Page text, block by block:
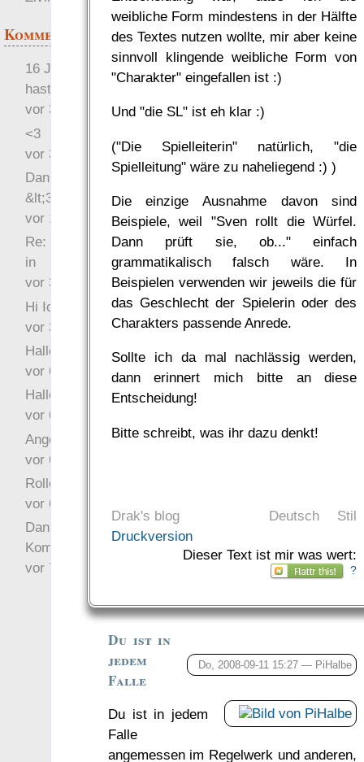
weibliche Form mindestens in der Hälfte
des Textes nutzen wollte, mir aber keine
sinnvoll klingende weibliche Form von
"Charakter" eingefallen ist :)
Und "die SL" ist eh klar :)
("Die Spielleiterin" natürlich, "die
Spielleitung" wäre zu naheliegend :) )
Die einzige Ausnahme davon sind
Beispiele, weil "Sven rollt die Würfel.
Dann prüft sie, ob..." einfach
grammatikalisch falsch wäre. In
Beispielen verwenden wir jeweils die für
das Geschlecht der Spielerin oder des
Charakters passende Anrede.
Sollte ich da mal nachlässig werden,
dann erinnert mich bitte an diese
Entscheidung!
Bitte schreibt, was ihr dazu denkt!
Deutsch Stil
Drak's blog
Druckversion
Dieser Text ist mir was wert:
?
Do, 2008-09-11 15:27 — PiHalbe
Du ist in
jedem
Falle
Du ist in jedem
Falle
angemessen im Regelwerk und anderen,
Kommentare
16 Jahre später: mist, du
hast Recht …
vor 31 Wochen 3 Tage
<3
vor 34 Wochen 4 Tage
Danke für das Statement
&lt;3
vor 1 Jahr 48 Wochen
Re: Hi Ich bin völlig neu
in
vor 3 Jahre 33 Wochen
Hi Ich bin völlig neu in
vor 3 Jahre 46 Wochen
Hallo Ochrasylion
vor 6 Jahre 10 Wochen
Hallo Drak
vor 6 Jahre 10 Wochen
Angefragt
vor 6 Jahre 10 Wochen
Rollenspielrunde
vor 6 Jahre 10 Wochen
Danke für Deinen
Kommentar!
vor 7 Jahre 22 Wochen